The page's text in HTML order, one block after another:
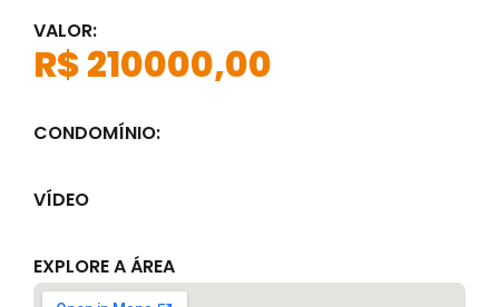
VALOR:
R$ 210000,00
CONDOMÍNIO:
VÍDEO
EXPLORE A ÁREA